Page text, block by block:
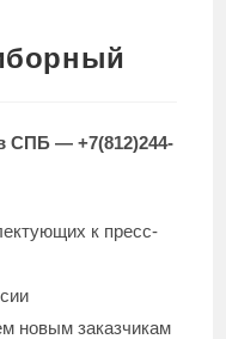
СПБ — +7(812)244-
к пресс-
новым заказчикам